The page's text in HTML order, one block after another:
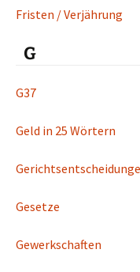
Fristen / Verjährung
G
G37
Geld in 25 Wörtern
Gesetze
Gewerkschaften